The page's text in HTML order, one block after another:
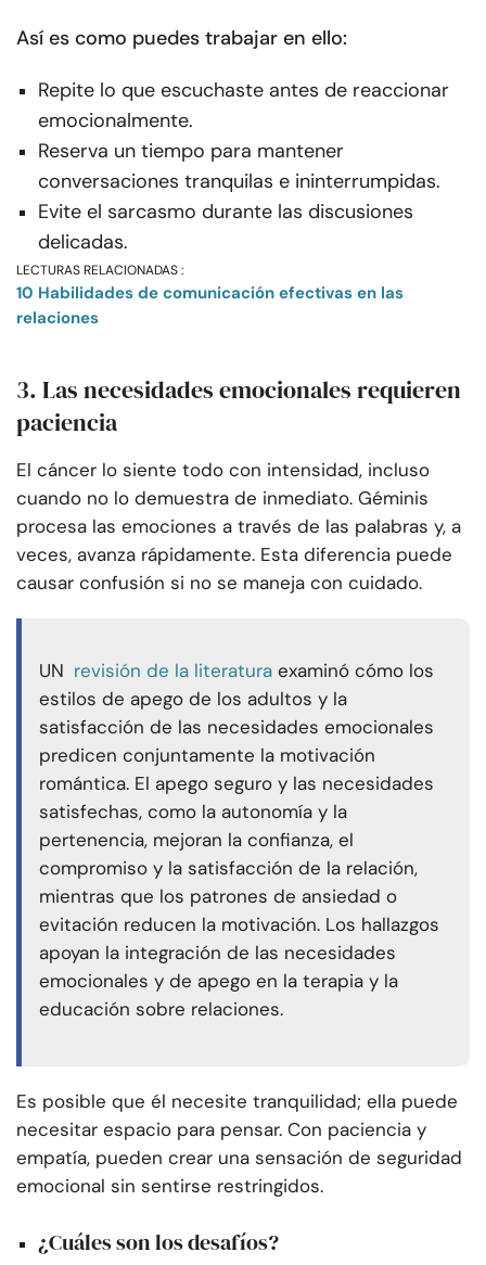
Así es como puedes trabajar en ello:
Repite lo que escuchaste antes de reaccionar
emocionalmente.
Reserva un tiempo para mantener
conversaciones tranquilas e ininterrumpidas.
Evite el sarcasmo durante las discusiones
delicadas.
LECTURAS RELACIONADAS :
10 Habilidades de comunicación efectivas en las
relaciones
3. Las necesidades emocionales requieren
paciencia
El cáncer lo siente todo con intensidad, incluso
cuando no lo demuestra de inmediato. Géminis
procesa las emociones a través de las palabras y, a
veces, avanza rápidamente. Esta diferencia puede
causar confusión si no se maneja con cuidado.
UN revisión de la literatura examinó cómo los
estilos de apego de los adultos y la
satisfacción de las necesidades emocionales
predicen conjuntamente la motivación
romántica. El apego seguro y las necesidades
satisfechas, como la autonomía y la
pertenencia, mejoran la confianza, el
compromiso y la satisfacción de la relación,
mientras que los patrones de ansiedad o
evitación reducen la motivación. Los hallazgos
apoyan la integración de las necesidades
emocionales y de apego en la terapia y la
educación sobre relaciones.
Es posible que él necesite tranquilidad; ella puede
necesitar espacio para pensar. Con paciencia y
empatía, pueden crear una sensación de seguridad
emocional sin sentirse restringidos.
¿Cuáles son los desafíos?